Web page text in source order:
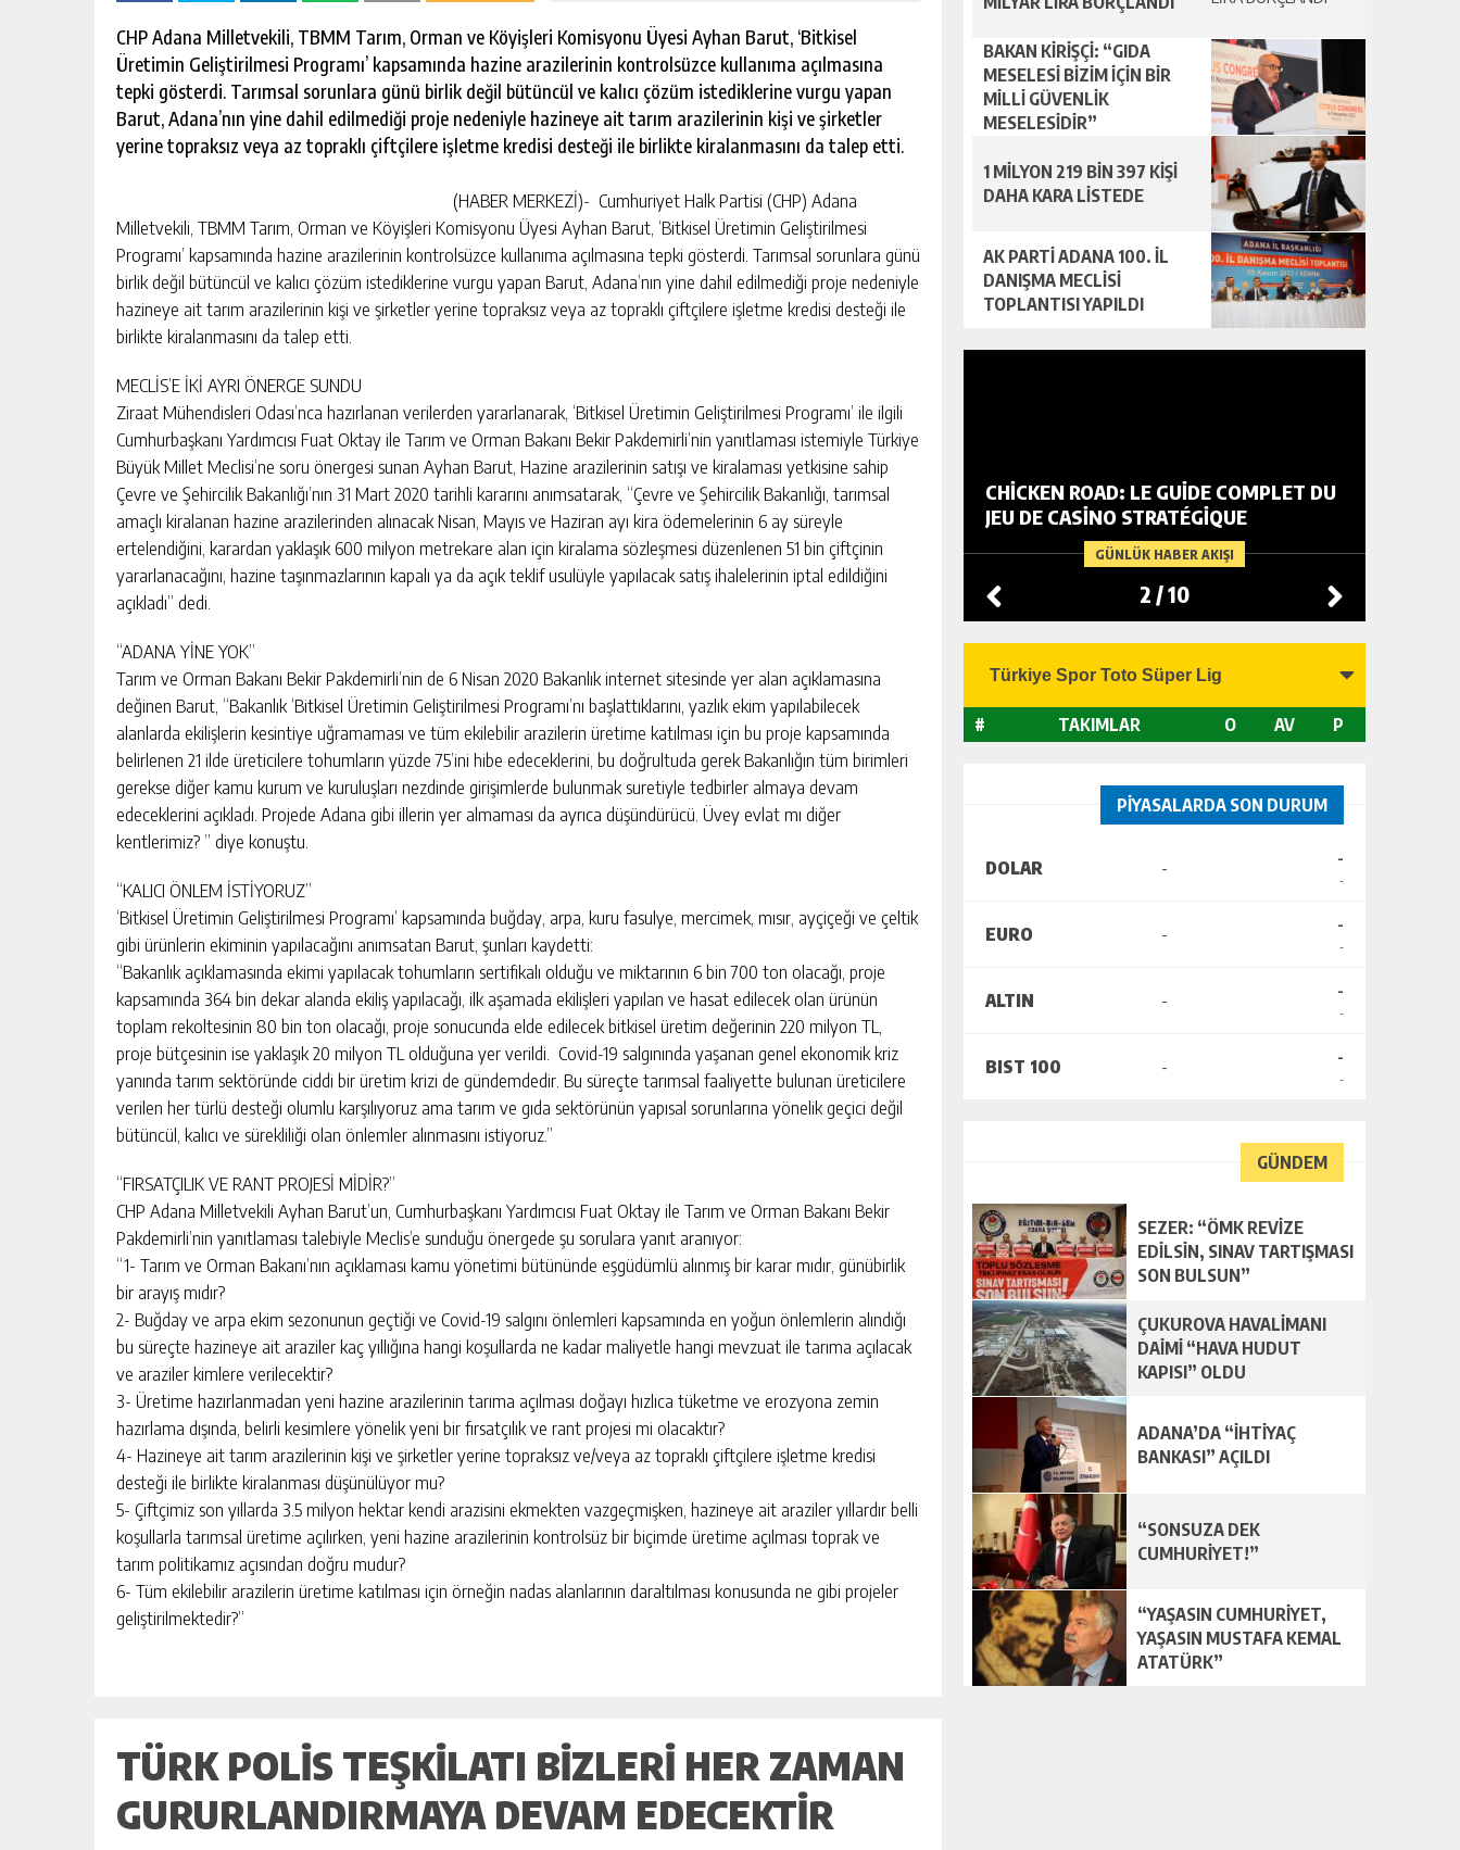
CHP Adana Milletvekili, TBMM Tarım, Orman ve Köyişleri Komisyonu Üyesi Ayhan Barut, ‘Bitkisel
Üretimin Geliştirilmesi Programı’ kapsamında hazine arazilerinin kontrolsüzce kullanıma açılmasına
tepki gösterdi. Tarımsal sorunlara günü birlik değil bütüncül ve kalıcı çözüm istediklerine vurgu yapan
Barut, Adana’nın yine dahil edilmediği proje nedeniyle hazineye ait tarım arazilerinin kişi ve şirketler
yerine topraksız veya az topraklı çiftçilere işletme kredisi desteği ile birlikte kiralanmasını da talep etti.
(HABER MERKEZİ)- Cumhuriyet Halk Partisi (CHP) Adana
Milletvekili, TBMM Tarım, Orman ve Köyişleri Komisyonu Üyesi Ayhan Barut, ‘Bitkisel Üretimin Geliştirilmesi
Programı’ kapsamında hazine arazilerinin kontrolsüzce kullanıma açılmasına tepki gösterdi. Tarımsal sorunlara günü
birlik değil bütüncül ve kalıcı çözüm istediklerine vurgu yapan Barut, Adana’nın yine dahil edilmediği proje nedeniyle
hazineye ait tarım arazilerinin kişi ve şirketler yerine topraksız veya az topraklı çiftçilere işletme kredisi desteği ile
birlikte kiralanmasını da talep etti.
MECLİS’E İKİ AYRI ÖNERGE SUNDU
Ziraat Mühendisleri Odası’nca hazırlanan verilerden yararlanarak, ‘Bitkisel Üretimin Geliştirilmesi Programı’ ile ilgili
Cumhurbaşkanı Yardımcısı Fuat Oktay ile Tarım ve Orman Bakanı Bekir Pakdemirli’nin yanıtlaması istemiyle Türkiye
Büyük Millet Meclisi’ne soru önergesi sunan Ayhan Barut, Hazine arazilerinin satışı ve kiralaması yetkisine sahip
Çevre ve Şehircilik Bakanlığı’nın 31 Mart 2020 tarihli kararını anımsatarak, “Çevre ve Şehircilik Bakanlığı, tarımsal
amaçlı kiralanan hazine arazilerinden alınacak Nisan, Mayıs ve Haziran ayı kira ödemelerinin 6 ay süreyle
ertelendiğini, karardan yaklaşık 600 milyon metrekare alan için kiralama sözleşmesi düzenlenen 51 bin çiftçinin
yararlanacağını, hazine taşınmazlarının kapalı ya da açık teklif usulüyle yapılacak satış ihalelerinin iptal edildiğini
açıkladı” dedi.
“ADANA YİNE YOK”
Tarım ve Orman Bakanı Bekir Pakdemirli’nin de 6 Nisan 2020 Bakanlık internet sitesinde yer alan açıklamasına
değinen Barut, “Bakanlık ‘Bitkisel Üretimin Geliştirilmesi Programı’nı başlattıklarını, yazlık ekim yapılabilecek
alanlarda ekilişlerin kesintiye uğramaması ve tüm ekilebilir arazilerin üretime katılması için bu proje kapsamında
belirlenen 21 ilde üreticilere tohumların yüzde 75’ini hibe edeceklerini, bu doğrultuda gerek Bakanlığın tüm birimleri
gerekse diğer kamu kurum ve kuruluşları nezdinde girişimlerde bulunmak suretiyle tedbirler almaya devam
edeceklerini açıkladı. Projede Adana gibi illerin yer almaması da ayrıca düşündürücü. Üvey evlat mı diğer
kentlerimiz? ” diye konuştu.
“KALICI ÖNLEM İSTİYORUZ”
‘Bitkisel Üretimin Geliştirilmesi Programı’ kapsamında buğday, arpa, kuru fasulye, mercimek, mısır, ayçiçeği ve çeltik
gibi ürünlerin ekiminin yapılacağını anımsatan Barut, şunları kaydetti:
“Bakanlık açıklamasında ekimi yapılacak tohumların sertifikalı olduğu ve miktarının 6 bin 700 ton olacağı, proje
kapsamında 364 bin dekar alanda ekiliş yapılacağı, ilk aşamada ekilişleri yapılan ve hasat edilecek olan ürünün
toplam rekoltesinin 80 bin ton olacağı, proje sonucunda elde edilecek bitkisel üretim değerinin 220 milyon TL,
proje bütçesinin ise yaklaşık 20 milyon TL olduğuna yer verildi. Covid-19 salgınında yaşanan genel ekonomik kriz
yanında tarım sektöründe ciddi bir üretim krizi de gündemdedir. Bu süreçte tarımsal faaliyette bulunan üreticilere
verilen her türlü desteği olumlu karşılıyoruz ama tarım ve gıda sektörünün yapısal sorunlarına yönelik geçici değil
bütüncül, kalıcı ve sürekliliği olan önlemler alınmasını istiyoruz.”
“FIRSATÇILIK VE RANT PROJESİ MİDİR?”
CHP Adana Milletvekili Ayhan Barut’un, Cumhurbaşkanı Yardımcısı Fuat Oktay ile Tarım ve Orman Bakanı Bekir
Pakdemirli’nin yanıtlaması talebiyle Meclis’e sunduğu önergede şu sorulara yanıt aranıyor:
“1- Tarım ve Orman Bakanı’nın açıklaması kamu yönetimi bütününde eşgüdümlü alınmış bir karar mıdır, günübirlik
bir arayış mıdır?
2- Buğday ve arpa ekim sezonunun geçtiği ve Covid-19 salgını önlemleri kapsamında en yoğun önlemlerin alındığı
bu süreçte hazineye ait araziler kaç yıllığına hangi koşullarda ne kadar maliyetle hangi mevzuat ile tarıma açılacak
ve araziler kimlere verilecektir?
3- Üretime hazırlanmadan yeni hazine arazilerinin tarıma açılması doğayı hızlıca tüketme ve erozyona zemin
hazırlama dışında, belirli kesimlere yönelik yeni bir fırsatçılık ve rant projesi mi olacaktır?
4- Hazineye ait tarım arazilerinin kişi ve şirketler yerine topraksız ve/veya az topraklı çiftçilere işletme kredisi
desteği ile birlikte kiralanması düşünülüyor mu?
5- Çiftçimiz son yıllarda 3.5 milyon hektar kendi arazisini ekmekten vazgeçmişken, hazineye ait araziler yıllardır belli
koşullarla tarımsal üretime açılırken, yeni hazine arazilerinin kontrolsüz bir biçimde üretime açılması toprak ve
tarım politikamız açısından doğru mudur?
6- Tüm ekilebilir arazilerin üretime katılması için örneğin nadas alanlarının daraltılması konusunda ne gibi projeler
geliştirilmektedir?”
TÜRK POLIS TEŞKILATI BIZLERI HER ZAMAN
GURURLANDIRMAYA DEVAM EDECEKTIR
BAKAN KİRİŞÇİ: “GIDA
MESELESİ BİZİM İÇİN BİR
MİLLİ GÜVENLİK
MESELESİDİR”
1 MİLYON 219 BİN 397 KİŞİ
DAHA KARA LİSTEDE
AK PARTİ ADANA 100. İL
DANIŞMA MECLİSİ
TOPLANTISI YAPILDI
GÜNLÜK HABER AKIŞI
BAHÇE’DE 2 KATLI BİNA MAHKEMEDEN
SATILIK
GÜNLÜK HABER AKIŞI
CHICKEN ROAD: LE MANUEL COMPLET
DU GAME DE CASINO TACTIQUE
GÜNLÜK HABER AKIŞI
CHICKEN ROAD: LE GUIDE COMPLET DU
JEU DE CASINO STRATÉGIQUE
2 /10
# TAKIMLAR O AV P
PİYASALARDA SON DURUM
DOLAR - -
-
EURO - -
-
ALTIN - -
-
BIST 100 - -
-
GÜNDEM
SEZER: “ÖMK REVİZE
EDİLSİN, SINAV TARTIŞMASI
SON BULSUN”
ÇUKUROVA HAVALİMANI
DAİMİ “HAVA HUDUT
KAPISI” OLDU
ADANA’DA “İHTİYAÇ
BANKASI” AÇILDI
“SONSUZA DEK
CUMHURİYET!”
“YAŞASIN CUMHURİYET,
YAŞASIN MUSTAFA KEMAL
ATATÜRK”